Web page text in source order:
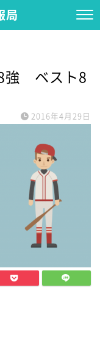
局
強 ベスト8
2016年4月29日